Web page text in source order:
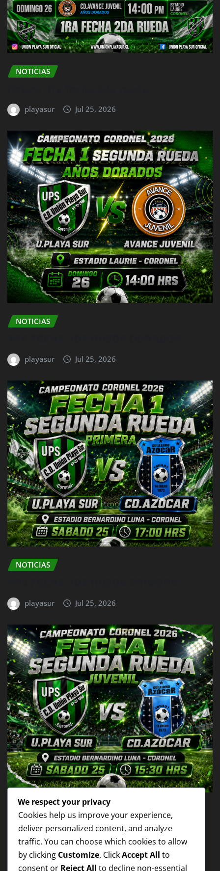
NOTICIAS
playasur Jul 25, 2026
NOTICIAS
playasur Jul 25, 2026
NOTICIAS
playasur Jul 25, 2026
NOTICIAS
1RA FECHA 2DA RUEDA JUVENIL
We respect your privacy
Cookies help us improve your experience,
deliver personalized content, and analyze
traffic. You can choose which cookies to allow
by clicking Customize. ClickAccept All to
consent or Reject All to decline non-essential